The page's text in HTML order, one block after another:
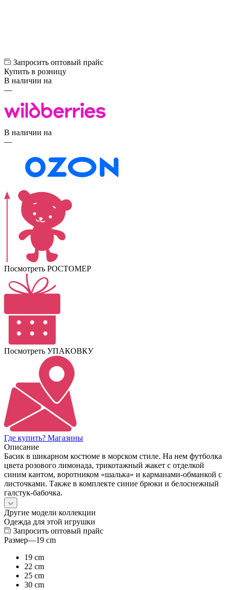
Запросить оптовый прайс
Купить в розницу
В наличии на
—
В наличии на
—
Посмотреть РОСТОМЕР
Посмотреть УПАКОВКУ
Где купить? Магазины
Описание
Басик в шикарном костюме в морском стиле. На нем футболка
цвета розового лимонада, трикотажный жакет с отделкой
синим кантом, воротником «шалька» и карманами-обманкой с
листочками. Также в комплекте синие брюки и белоснежный
галстук-бабочка.
Другие модели коллекции
Одежда для этой игрушки
Запросить оптовый прайс
Размер—19 cm
19 cm
22 cm
25 cm
30 cm